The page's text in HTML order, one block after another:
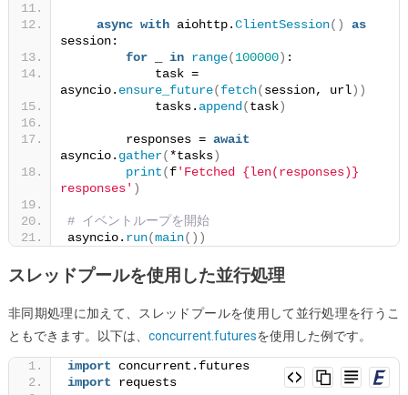
何
か？
async with aiohttp.ClientSession()
as
session:
for _ in range(100000) :
            task =
asyncio. ensure_future(fetch(session, url))
            tasks.
append (task)
        responses =
await
asyncio. gather(*tasks)
print(f'Fetched {len(responses)}
responses' )
# イベントループを開始
asyncio. run(main())
スレッドプールを使用した並行処理
非同期処理に加えて、スレッドプールを使用して並行処理を行うこ
ともできます。以下は、 concurrent.futuresを使用した例です。
import concurrent.futures
import requests